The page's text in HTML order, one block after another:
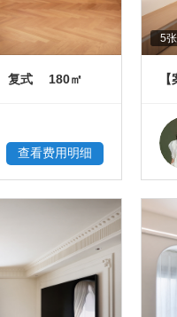
复式 180㎡
查看费用明细
5张